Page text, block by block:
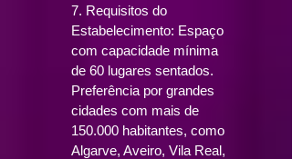
7. Requisitos do
Estabelecimento: Espaço
com capacidade mínima
de 60 lugares sentados.
Preferência por grandes
cidades com mais de
150.000 habitantes, como
Algarve, Aveiro, Vila Real,